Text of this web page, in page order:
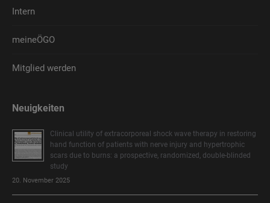
Intern
meineÖGO
Mitglied werden
Neuigkeiten
Clinical utility of extracorporeal shock wave therapy in restoring
hand function of patients with nerve injury and hypertrophic
scars due to burns: a prospective, randomized, double-blinded
study
20. November 2025